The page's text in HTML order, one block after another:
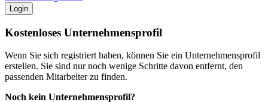
Login
Kostenloses Unternehmensprofil
Wenn Sie sich registriert haben, können Sie ein Unternehmensprofil
erstellen. Sie sind nur noch wenige Schritte davon entfernt, den
passenden Mitarbeiter zu finden.
Noch kein Unternehmensprofil?